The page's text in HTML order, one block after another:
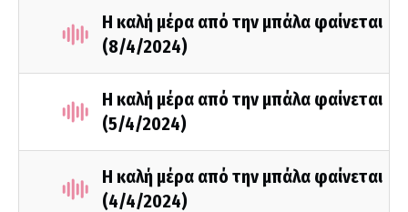
Η καλή μέρα από την μπάλα φαίνεται
(8/4/2024)
Η καλή μέρα από την μπάλα φαίνεται
(5/4/2024)
Η καλή μέρα από την μπάλα φαίνεται
(4/4/2024)